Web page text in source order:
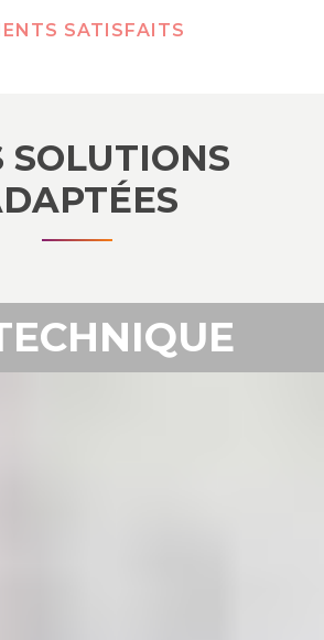
SATISFAITS
SOLUTIONS